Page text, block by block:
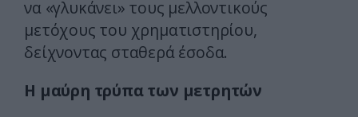
να «γλυκάνει» τους μελλοντικούς
μετόχους του χρηματιστηρίου,
δείχνοντας σταθερά έσοδα.
Η μαύρη τρύπα των μετρητών